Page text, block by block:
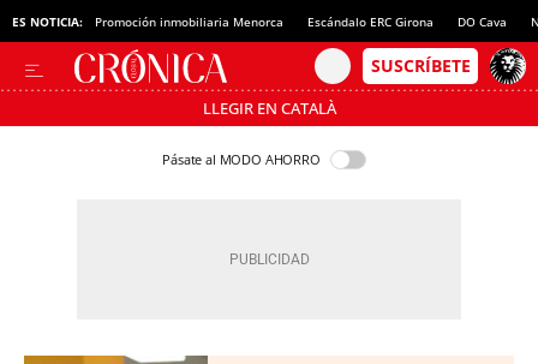
ES NOTICIA: Promoción inmobiliaria Menorca Escándalo ERC Girona DO Cava
LLEGIR EN CATALÀ
Pásate al MODO AHORRO